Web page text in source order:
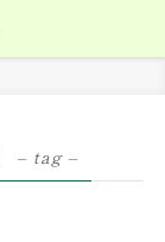
– tag –